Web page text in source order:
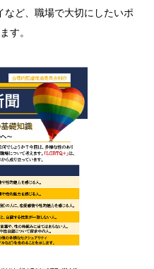
など、職場で大切にしたいポ
す。